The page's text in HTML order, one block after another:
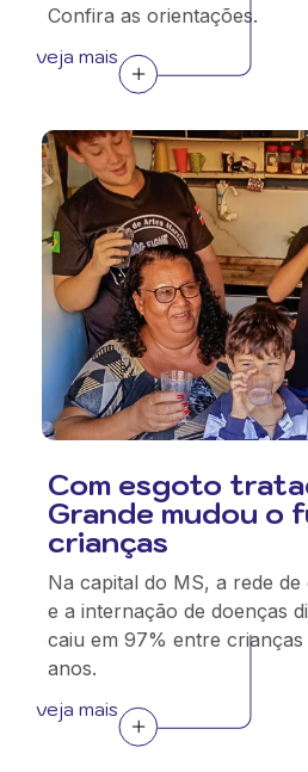
Confira as orientações.
veja mais
Com esgoto
Grande mudou o
crianças
Na capital do MS, a rede
e a internação de doenças
caiu em 97% entre
anos.
veja mais